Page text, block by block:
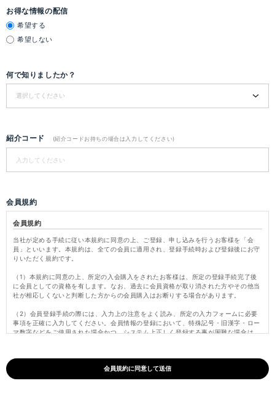
お得な情報の配信
希望する
希望しない
何で知りましたか？
紹介コード (紹介コードお持ちの場合は入力してください)
会員規約
会員規約
当社が定める手続に従い本規約に同意の上、ご登録、申し込みを行うお客様を「会
員」といいます。本規約は、全ての会員に適用され、登録手続時および登録後にお守
りいただく規約です。
（1）本規約に同意の上、所定の入会購入をされたお客様は、所定の登録手続完了後
に会員としての資格を有します。なお、過去に会員資格が取り消された方やその他当
社が相応しくないと判断した方からの会員購入はお断りする場合があります。
（2）会員登録手続の際には、入力上の注意をよく読み、所定の入力フォームに必要
事項を正確に入力してください。会員情報の登録において、特殊記号・旧漢字・ロー
マ数字などをご使用された場合かつ、システム上正しく登録する事が困難な場合は、
（3）パスワードは会員本人のみが利用できるものとし、第三者に譲渡・貸与できな
いものとします。また、他人に知られることがないよう定期的に変更する等、会員本
人が責任をもって管理してください。パスワードを用いて当社に対して行われた意思